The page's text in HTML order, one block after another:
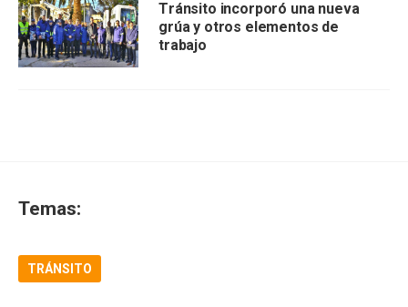
Tránsito incorporó una nueva
grúa y otros elementos de
trabajo
Temas:
TRÁNSITO